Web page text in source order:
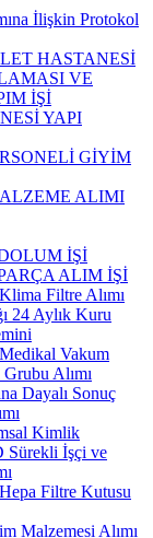
İlişkin Protokol
HASTANESİ
VE
İŞİ
YAPI
GİYİM
ALIMI
İŞİ
ALIM İŞİ
Filtre Alımı
24 Aylık Kuru
Vakum
Alımı
Dayalı Sonuç
Kimlik
Sürekli İşçi ve
Filtre Kutusu
Malzemesi Alımı